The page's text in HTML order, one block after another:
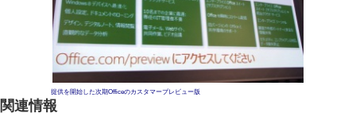
提供を開始した次期Officeのカスタマープレビュー版
関連情報